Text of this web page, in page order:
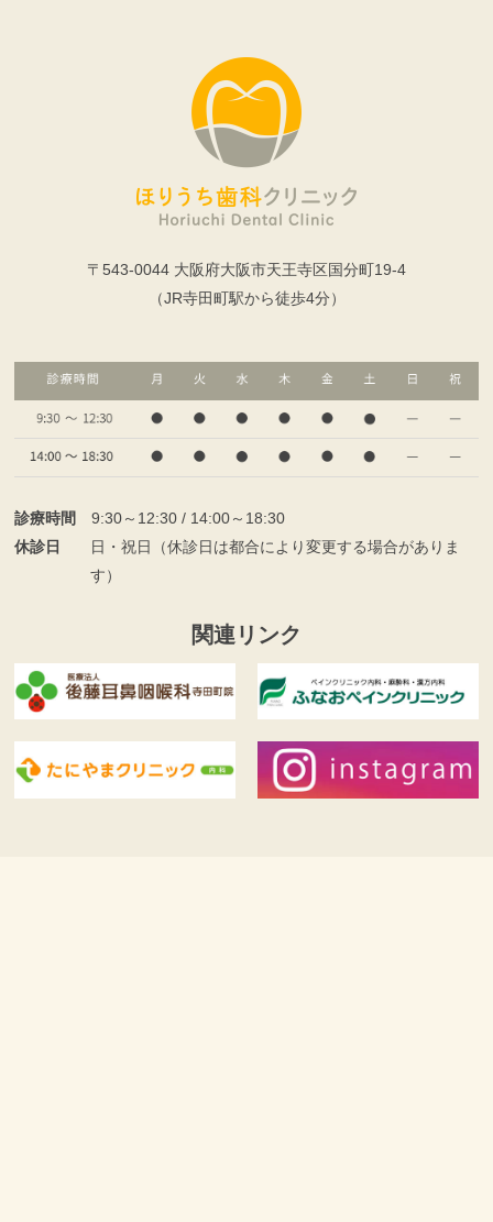
〒543-0044 大阪府大阪市天王寺区国分町19-4
（JR寺田町駅から徒歩4分）
診療時間
9:30～12:30 / 14:00～18:30
休診日
日・祝日（休診日は都合により変更する場合がありま
す）
関連リンク